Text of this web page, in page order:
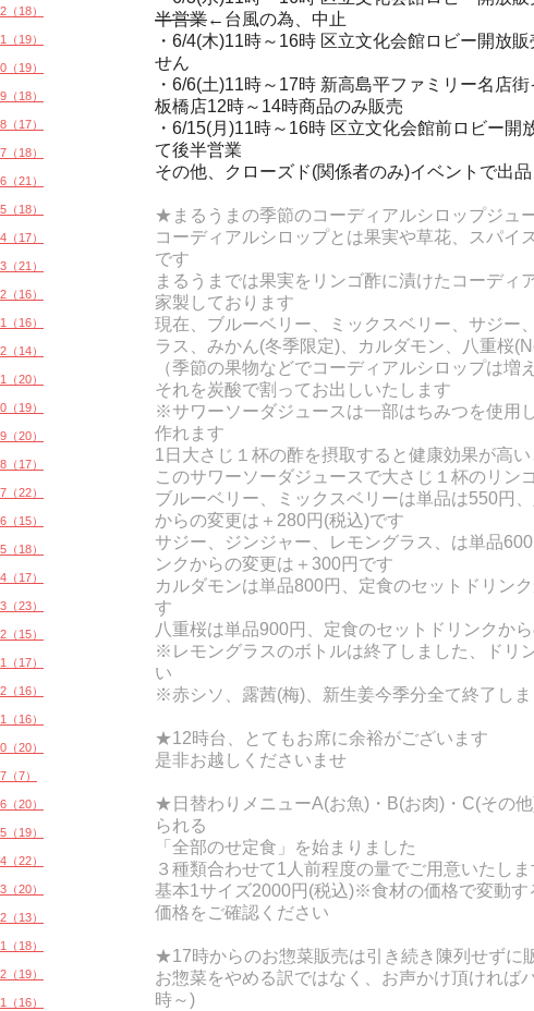
半営業←台風の為、中止
・6/4(木)11時～16時 区立文化会館ロビー開放
せん
・6/6(土)11時～17時 新高島平ファミリー名店
板橋店12時～14時商品のみ販売
・6/15(月)11時～16時 区立文化会館前ロビー開
て後半営業
その他、クローズド(関係者のみ)イベントで出
★まるうまの季節のコーディアルシロップジュ
コーディアルシロップとは果実や草花、スパイ
です
まるうまでは果実をリンゴ酢に漬けたコーディ
家製しております
現在、ブルーベリー、ミックスベリー、サジー
ラス、みかん(冬季限定)、カルダモン、八重桜
（季節の果物などでコーディアルシロップは増
それを炭酸で割ってお出しいたします
※サワーソーダジュースは一部はちみつを使用
作れます
1日大さじ１杯の酢を摂取すると健康効果が高
このサワーソーダジュースで大さじ１杯のリン
ブルーベリー、ミックスベリーは単品は550円
からの変更は＋280円(税込)です
サジー、ジンジャー、レモングラス、は単品
ンクからの変更は＋300円です
カルダモンは単品800円、定食のセットドリン
す
八重桜は単品900円、 定食のセットドリンクか
※レモングラスのボトルは終了しました、ドリ
い
※赤シソ、露茜(梅)、新生姜今季分全て終了しま
★12時台、とてもお席に余裕がございます
是非お越しくださいませ
★日替わりメニューA(お魚)・B(お肉)・C(その
られる
「全部のせ定食」を始まりました
３種類合わせて1人前程度の量でご用意いたしま
基本1サイズ2000円(税込)※食材の価格で変動す
価格をご確認ください
★17時からのお惣菜販売は引き続き陳列せずに
お惣菜をやめる訳ではなく、お声かけ頂ければ
時～)
（18）
（19）
（19）
（18）
（17）
（18）
（21）
（18）
（17）
（21）
（16）
（16）
（14）
（20）
（19）
（20）
（17）
（22）
（15）
（18）
（17）
（23）
（15）
（17）
（16）
（16）
（20）
（7）
（20）
（19）
（22）
（20）
（13）
（18）
（19）
（16）